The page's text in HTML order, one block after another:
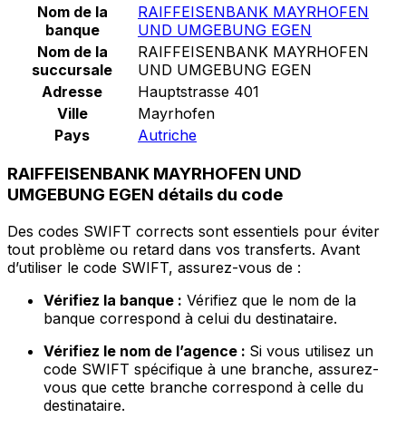
Nom de la
banque
RAIFFEISENBANK MAYRHOFEN
UND UMGEBUNG EGEN
Nom de la
succursale
RAIFFEISENBANK MAYRHOFEN
UND UMGEBUNG EGEN
Adresse
Hauptstrasse 401
Ville
Mayrhofen
Pays
Autriche
RAIFFEISENBANK MAYRHOFEN UND
UMGEBUNG EGEN détails du code
Des codes SWIFT corrects sont essentiels pour éviter
tout problème ou retard dans vos transferts. Avant
d’utiliser le code SWIFT, assurez-vous de :
Vérifiez la banque : Vérifiez que le nom de la
banque correspond à celui du destinataire.
Vérifiez le nom de l’agence : Si vous utilisez un
code SWIFT spécifique à une branche, assurez-
vous que cette branche correspond à celle du
destinataire.